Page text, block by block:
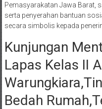
Pemasyarakatan Jawa Barat,
serta penyerahan bantuan
secara simbolis kepada
Kunjungan
Lapas Kelas II A
Bedah